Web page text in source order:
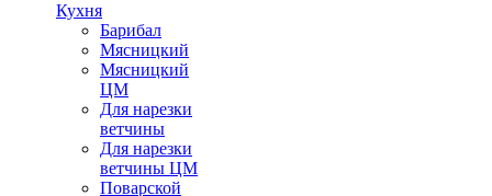
Кухня
Барибал
Мясницкий
Мясницкий
ЦМ
Для нарезки
ветчины
Для нарезки
ветчины ЦМ
Поварской